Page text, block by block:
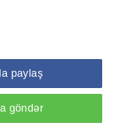
paylaş
göndər